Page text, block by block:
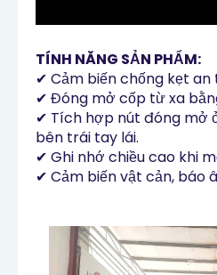
TÍNH NĂNG SẢN PHẨM:
✔ Cảm biến chống kẹt
✔ Đóng mở cốp từ xa
✔ Tích hợp nút đóng mở
bên trái tay lái.
✔ Ghi nhớ chiều cao khi
✔ Cảm biến vật cản, báo